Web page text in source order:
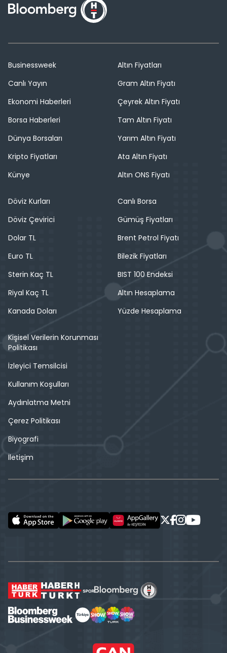
Businessweek
Canlı Yayın
Ekonomi Haberleri
Borsa Haberleri
Dünya Borsaları
Kripto Fiyatları
Künye
Altın Fiyatları
Gram Altın Fiyatı
Çeyrek Altın Fiyatı
Tam Altın Fiyatı
Yarım Altın Fiyatı
Ata Altın Fiyatı
Altın ONS Fiyatı
Döviz Kurları
Döviz Çevirici
Dolar TL
Euro TL
Sterin Kaç TL
Riyal Kaç TL
Kanada Doları
Canlı Borsa
Gümüş Fiyatları
Brent Petrol Fiyatı
Bilezik Fiyatları
BIST 100 Endeksi
Altın Hesaplama
Yüzde Hesaplama
Kişisel Verilerin Korunması
Politikası
İzleyici Temsilcisi
Kullanım Koşulları
Aydınlatma Metni
Çerez Politikası
Biyografi
İletişim